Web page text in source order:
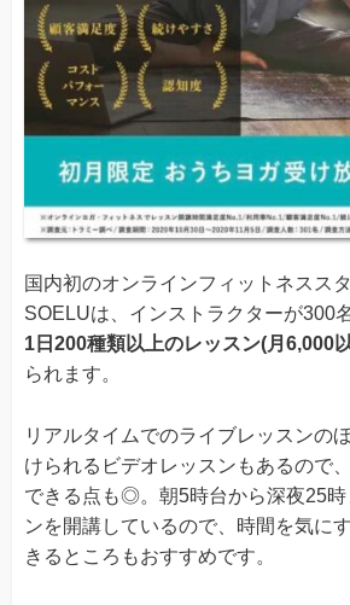
国内初のオンラインフィットネスス
SOELUは、インストラクターが300
1日200種類以上のレッスン(月6,000
られます。
リアルタイムでのライブレッスンの
けられるビデオレッスンもあるので
できる点も◎。朝5時台から深夜25時
ンを開講しているので、時間を気に
きるところもおすすめです。